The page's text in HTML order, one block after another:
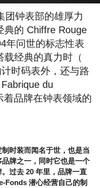
团钟表部的雄厚力
典的 Chiffre Rouge
年问世的标志性表
经典的真力时（
时码表外，还与路
du
着品牌在钟表领域的
时装而闻名于世，也是当
牌之一，同时它也是一个
过去 20 年里，品牌一直
Fonds 潜心经营自己的制